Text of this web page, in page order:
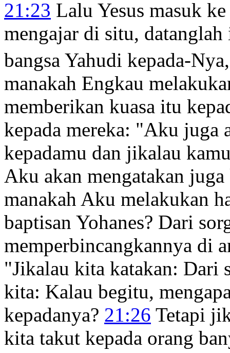
21:23 Lalu Yesus masuk
mengajar di situ,
bangsa Yahudi kepada-
manakah Engkau
memberikan kuasa itu
kepada mereka: "Aku juga
kepadamu dan jikalau
Aku akan mengatakan
manakah Aku melakukan
baptisan Yohanes? Dari
memperbincangkannya di
"Jikalau kita katakan: Dari
kita: Kalau begitu,
kepadanya? 21:26 Tetapi
kita takut kepada orang